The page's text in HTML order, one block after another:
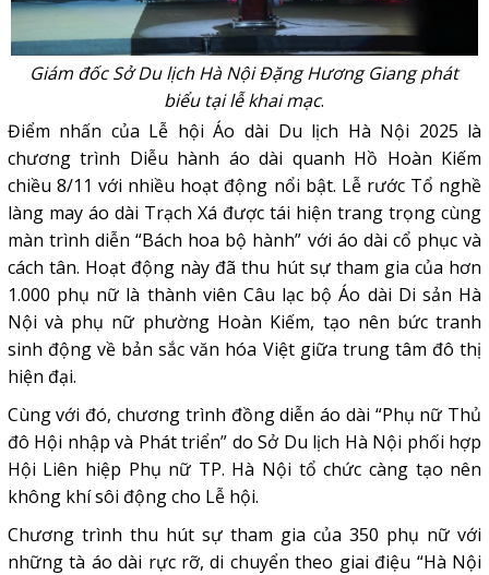
Giám đốc Sở Du lịch Hà Nội Đặng Hương Giang phát
biểu tại lễ khai mạc.
Điểm nhấn của Lễ hội Áo dài Du lịch Hà Nội 2025 là
chương trình Diễu hành áo dài quanh Hồ Hoàn Kiếm
chiều 8/11 với nhiều hoạt động nổi bật. Lễ rước Tổ nghề
làng may áo dài Trạch Xá được tái hiện trang trọng cùng
màn trình diễn “Bách hoa bộ hành” với áo dài cổ phục và
cách tân. Hoạt động này đã thu hút sự tham gia của hơn
1.000 phụ nữ là thành viên Câu lạc bộ Áo dài Di sản Hà
Nội và phụ nữ phường Hoàn Kiếm, tạo nên bức tranh
sinh động về bản sắc văn hóa Việt giữa trung tâm đô thị
hiện đại.
Cùng với đó, chương trình đồng diễn áo dài “Phụ nữ Thủ
đô Hội nhập và Phát triển” do Sở Du lịch Hà Nội phối hợp
Hội Liên hiệp Phụ nữ TP. Hà Nội tổ chức càng tạo nên
không khí sôi động cho Lễ hội.
Chương trình thu hút sự tham gia của 350 phụ nữ với
những tà áo dài rực rỡ, di chuyển theo giai điệu “Hà Nội